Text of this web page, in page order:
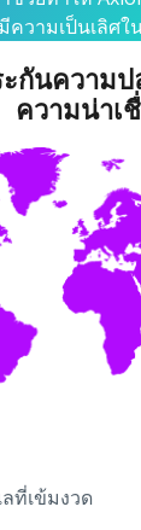
วามเป็นเลิศใ
กันความ
ความน่าเ
ที่เข้มงวด